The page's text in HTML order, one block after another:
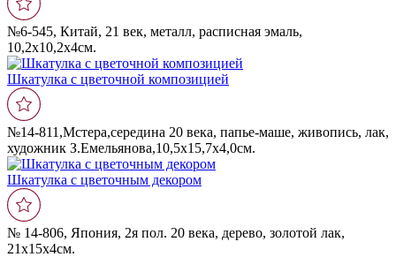
№6-545, Китай, 21 век, металл, расписная эмаль,
10,2х10,2х4см.
Шкатулка с цветочной композицией
№14-811,Мстера,середина 20 века, папье-маше, живопись, лак,
художник З.Емельянова,10,5х15,7х4,0см.
Шкатулка с цветочным декором
№ 14-806, Япония, 2я пол. 20 века, дерево, золотой лак,
21х15х4см.